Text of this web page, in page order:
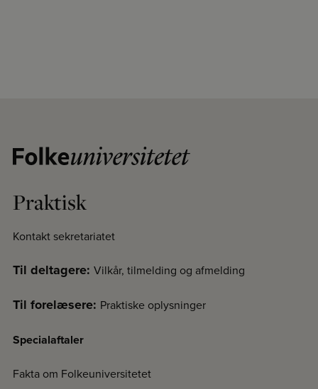
Praktisk
Kontakt sekretariatet
Til deltagere: Vilkår, tilmelding og afmelding
Til forelæsere: Praktiske oplysninger
Specialaftaler
Fakta om Folkeuniversitetet